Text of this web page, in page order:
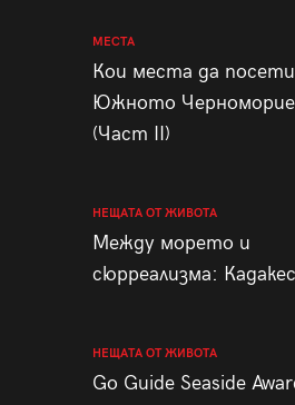
МЕСТА
Кои места да
Южното Черноморие
(Част II)
НЕЩАТА ОТ ЖИВОТА
Между морето и
сюрреализма: Кадакес
НЕЩАТА ОТ ЖИВОТА
Go Guide Seaside